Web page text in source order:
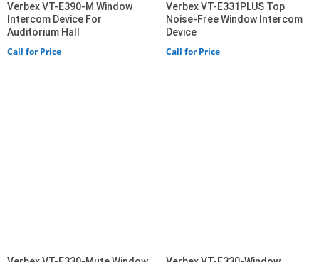
Verbex VT-E390-M Window
Intercom Device For
Auditorium Hall
Call for Price
Verbex VT-E331PLUS Top
Noise-Free Window Intercom
Device
Call for Price